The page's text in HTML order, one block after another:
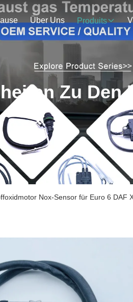
Über Uns Produits
Zu Den
Nox-Sensor für Euro 6 DAF